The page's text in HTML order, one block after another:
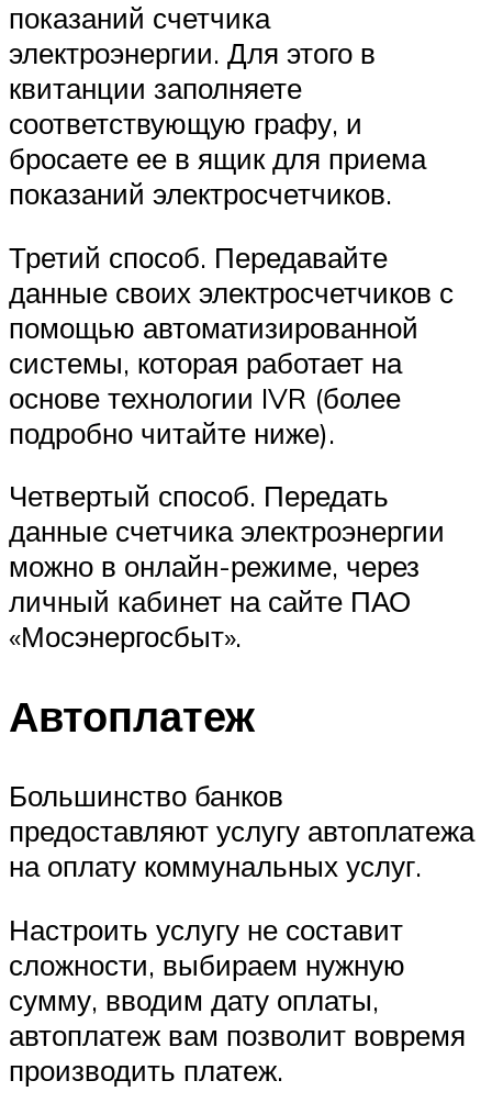
показаний счетчика
электроэнергии. Для этого в
квитанции заполняете
соответствующую графу, и
бросаете ее в ящик для приема
показаний электросчетчиков.
Третий способ. Передавайте
данные своих электросчетчиков с
помощью автоматизированной
системы, которая работает на
основе технологии IVR (более
подробно читайте ниже).
Четвертый способ. Передать
данные счетчика электроэнергии
можно в онлайн-режиме, через
личный кабинет на сайте ПАО
«Мосэнергосбыт».
Автоплатеж
Большинство банков
предоставляют услугу автоплатежа
на оплату коммунальных услуг.
Настроить услугу не составит
сложности, выбираем нужную
сумму, вводим дату оплаты,
автоплатеж вам позволит вовремя
производить платеж.